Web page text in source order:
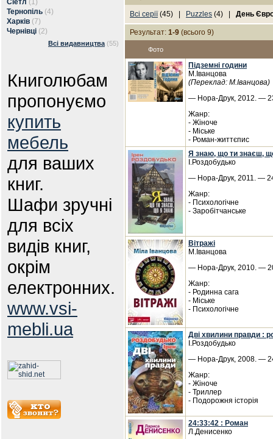
Сіетл (1)
Тернопіль (4)
Харків (7)
Чернівці (2)
Всі видавництва (55)
Книголюбам
пропонуємо
купить
мебель
для ваших
книг.
Шафи зручні
для всіх
видів книг,
окрім
електронних.
www.vsi-
mebli.ua
Всі серії(45) | Puzzles (4) | День
Результат: 1-9 (всього 9)
Фото
Підземні години
М.Іванцова
(Переклад: М.Іванцова)
— Нора-Друк, 2012. —
Жанр:
- Жіноче
- Міське
- Роман-життєпис
Я знаю, що ти знаєш,
І.Роздобудько
— Нора-Друк, 2011. —
Жанр:
- Психологічне
- Заробітчанське
Вітражі
М.Іванцова
— Нора-Друк, 2010. —
Жанр:
- Родинна сага
- Міське
- Психологічне
Дві хвилини правди :
І.Роздобудько
— Нора-Друк, 2008. —
Жанр:
- Жіноче
- Триллер
- Подорожня історія
24:33:42 : Роман
Л.Денисенко